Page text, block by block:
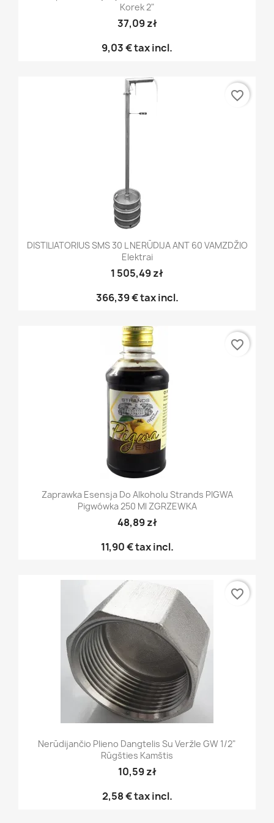
Korek 2"
37,09 zł
9,03 €tax incl.
DISTILIATORIUS SMS 30 L NERŪDIJA ANT 60 VAMZDŽIO
Elektrai
1 505,49 zł
366,39 €tax incl.
favorite_border
Zaprawka Esensja Do Alkoholu Strands PIGWA
Pigwówka 250 Ml ZGRZEWKA
48,89 zł
11,90 €tax incl.
favorite_border
Nerūdijančio Plieno Dangtelis Su Veržle GW 1/2"
Rūgšties Kamštis
10,59 zł
2,58 €tax incl.
favorite_border